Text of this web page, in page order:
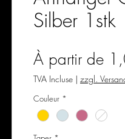
Silber 1stk
À partir de
TVA Incluse | zzgl.
Couleur *